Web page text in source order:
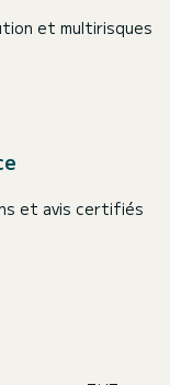
et multirisques
et avis certifiés